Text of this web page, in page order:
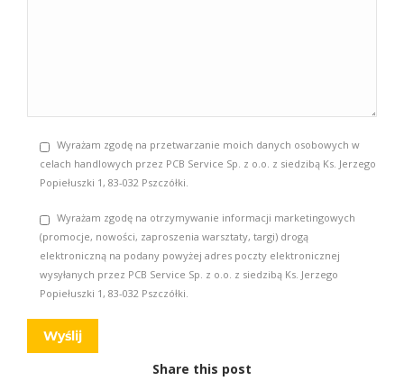
Wyrażam zgodę na przetwarzanie moich danych osobowych w
celach handlowych przez PCB Service Sp. z o.o. z siedzibą Ks. Jerzego
Popiełuszki 1, 83-032 Pszczółki.
Wyrażam zgodę na otrzymywanie informacji marketingowych
(promocje, nowości, zaproszenia warsztaty, targi) drogą
elektroniczną na podany powyżej adres poczty elektronicznej
wysyłanych przez PCB Service Sp. z o.o. z siedzibą Ks. Jerzego
Popiełuszki 1, 83-032 Pszczółki.
Share this post